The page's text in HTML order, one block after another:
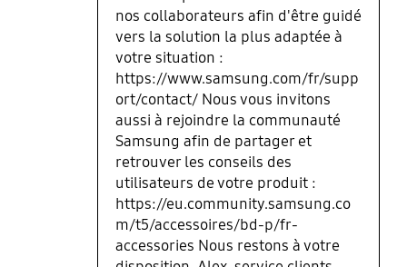
nos collaborateurs afin d'être guidé
vers la solution la plus adaptée à
votre situation :
https://www.samsung.com/fr/supp
ort/contact/ Nous vous invitons
aussi à rejoindre la communauté
Samsung afin de partager et
retrouver les conseils des
utilisateurs de votre produit :
https://eu.community.samsung.co
m/t5/accessoires/bd-p/fr-
accessories Nous restons à votre